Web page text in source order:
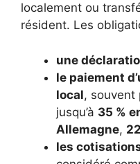
localement ou
résident. Les
une
le paiement
local, souvent
jusqu’à 35 %
Allemagne,
les